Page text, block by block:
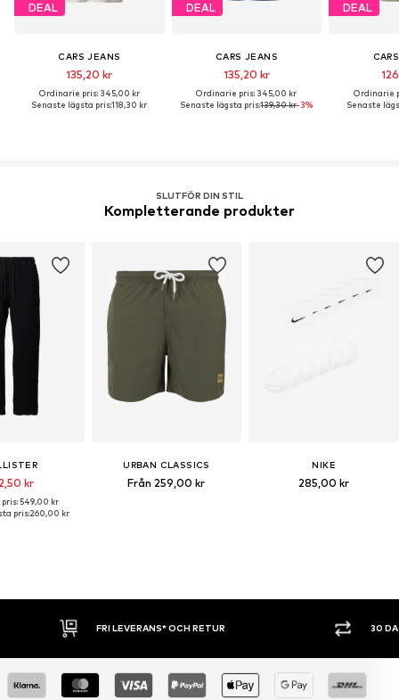
DEAL
CARS JEANS
135,20 kr
Ordinarie pris: 345,00 kr
Senaste lägsta pris:118,30 kr
DEAL
CARS JEANS
135,20 kr
Ordinarie pris: 345,00 kr
Senaste lägsta pris:139,30 kr-3%
DEAL
Ordinarie
Senaste
SLUTFÖR DIN STIL
Kompletterande produkter
kr
549,00 kr
pris:260,00 kr
URBAN CLASSICS
Från 259,00 kr
NIKE
285,00 kr
OCH RETUR 30 DAGARS ÖPPET KÖP